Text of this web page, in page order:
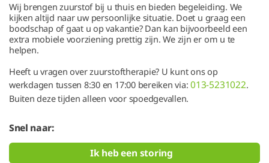
Wij brengen zuurstof bij u thuis en bieden begeleiding. We
kijken altijd naar uw persoonlijke situatie. Doet u graag een
boodschap of gaat u op vakantie? Dan kan bijvoorbeeld een
extra mobiele voorziening prettig zijn. We zijn er om u te
helpen.
Heeft u vragen over zuurstoftherapie? U kunt ons op
werkdagen tussen 8:30 en 17:00 bereiken via:013-5231022.
Buiten deze tijden alleen voor spoedgevallen.
Snel naar:
Ik heb een storing